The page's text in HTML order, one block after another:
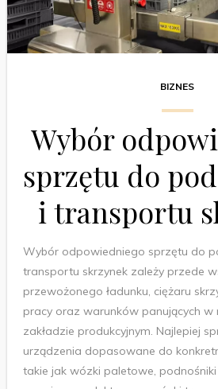
BIZNES
Wybór
sprzętu do
i transportu
Wybór odpowiedniego sprzętu do
transportu skrzynek zależy przede
przewożonego ładunku, ciężaru
pracy oraz warunków panujących w
zakładzie produkcyjnym. Najlepiej
urządzenia dopasowane do
takie jak wózki paletowe, podnośniki